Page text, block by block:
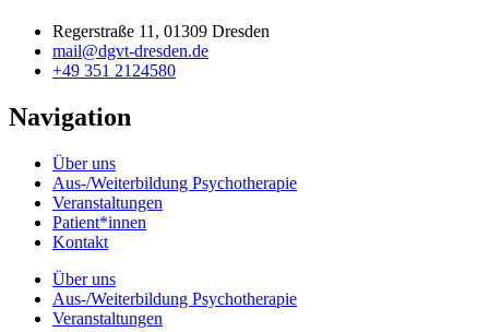
Regerstraße 11, 01309 Dresden
mail@dgvt-dresden.de
+49 351 2124580
Navigation
Über uns
Aus-/Weiterbildung Psychotherapie
Veranstaltungen
Patient*innen
Kontakt
Über uns
Aus-/Weiterbildung Psychotherapie
Veranstaltungen